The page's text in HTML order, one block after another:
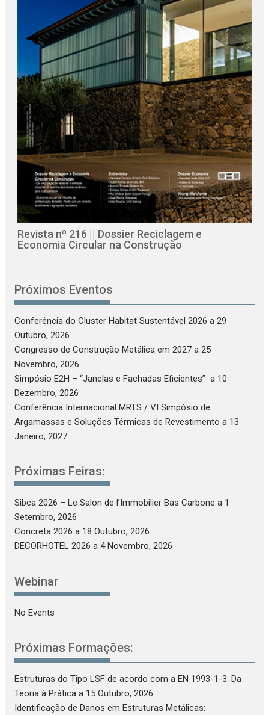
Revista nº 216 || Dossier Reciclagem e
Economia Circular na Construção
Próximos Eventos
Conferência do Cluster Habitat Sustentável 2026 a 29
Outubro, 2026
Congresso de Construção Metálica em 2027 a 25
Novembro, 2026
Simpósio E2H – “Janelas e Fachadas Eficientes” a 10
Dezembro, 2026
Conferência Internacional MRTS / VI Simpósio de
Argamassas e Soluções Térmicas de Revestimento a 13
Janeiro, 2027
Próximas Feiras:
Sibca 2026 – Le Salon de l’Immobilier Bas Carbone a 1
Setembro, 2026
Concreta 2026 a 18 Outubro, 2026
DECORHOTEL 2026 a 4 Novembro, 2026
Webinar
No Events
Próximas Formações:
Estruturas do Tipo LSF de acordo com a EN 1993-1-3: Da
Teoria à Prática a 15 Outubro, 2026
Identificação de Danos em Estruturas Metálicas: